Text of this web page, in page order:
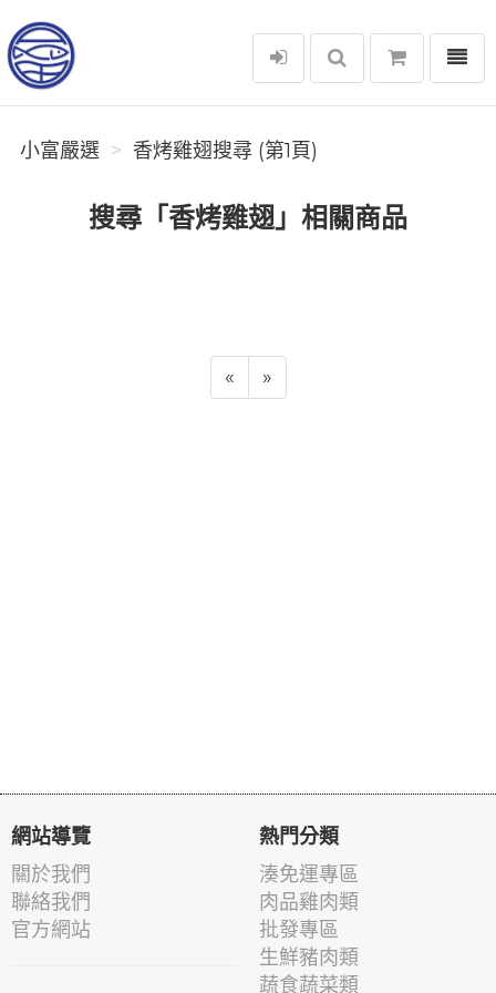
小富嚴選
選單
小富嚴選 香烤雞翅搜尋 (第1頁)
搜尋「香烤雞翅」相關商品
« »
網站導覽
關於我們
聯絡我們
官方網站
熱門分類
湊免運專區
肉品雞肉類
批發專區
生鮮豬肉類
蔬食蔬菜類